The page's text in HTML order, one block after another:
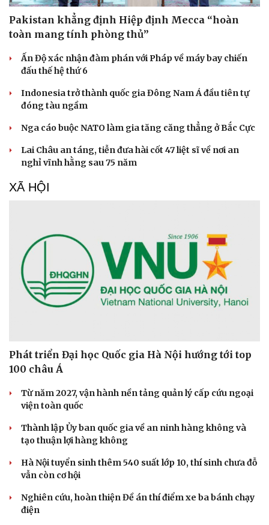
Pakistan khẳng định Hiệp định Mecca “hoàn
toàn mang tính phòng thủ”
Ấn Độ xác nhận đàm phán với Pháp về máy bay chiến
đấu thế hệ thứ 6
Indonesia trở thành quốc gia Đông Nam Á đầu tiên tự
đóng tàu ngầm
Nga cáo buộc NATO làm gia tăng căng thẳng ở Bắc Cực
Lai Châu an táng, tiễn đưa hài cốt 47 liệt sĩ về nơi an
nghỉ vĩnh hằng sau 75 năm
XÃ HỘI
Phát triển Đại học Quốc gia Hà Nội hướng tới top
100 châu Á
Từ năm 2027, vận hành nền tảng quản lý cấp cứu ngoại
viện toàn quốc
Thành lập Ủy ban quốc gia về an ninh hàng không và
tạo thuận lợi hàng không
Hà Nội tuyển sinh thêm 540 suất lớp 10, thí sinh chưa đỗ
vẫn còn cơ hội
Nghiên cứu, hoàn thiện Đề án thí điểm xe ba bánh chạy
điện